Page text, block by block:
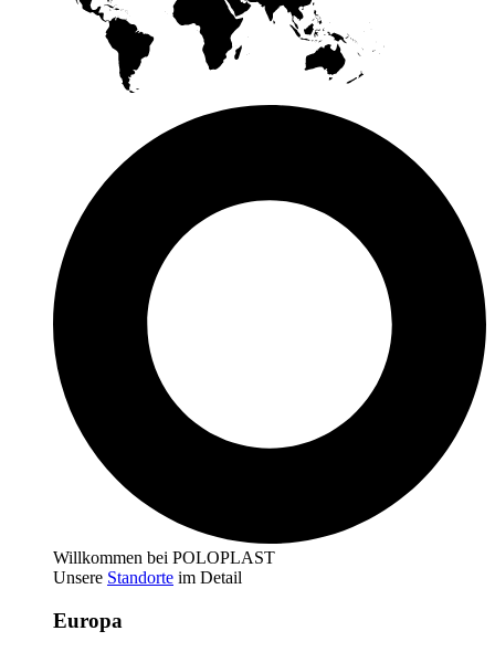
Willkommen bei POLOPLAST
Unsere Standorte im Detail
Europa